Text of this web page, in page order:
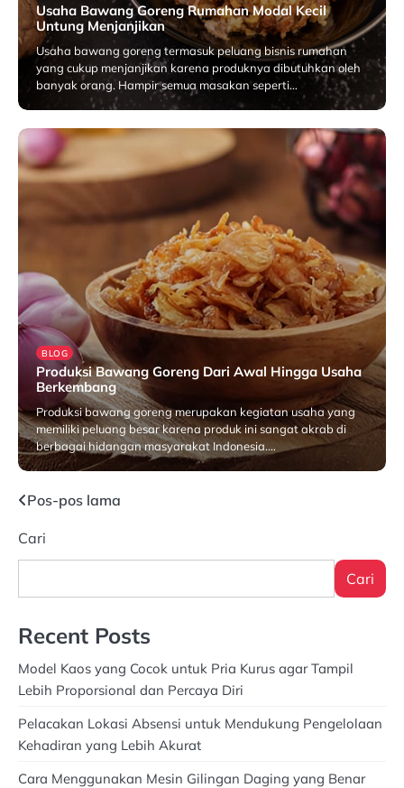
Usaha Bawang Goreng Rumahan Modal Kecil
Untung Menjanjikan
Usaha bawang goreng termasuk peluang bisnis rumahan
yang cukup menjanjikan karena produknya dibutuhkan oleh
banyak orang. Hampir semua masakan seperti…
Januari 26, 2026
BLOG
Produksi Bawang Goreng Dari Awal Hingga Usaha
Berkembang
Produksi bawang goreng merupakan kegiatan usaha yang
memiliki peluang besar karena produk ini sangat akrab di
berbagai hidangan masyarakat Indonesia.…
Januari 26, 2026
Navigasi
pos
Pos-pos lama
Cari
Cari
Recent Posts
Model Kaos yang Cocok untuk Pria Kurus agar Tampil
Lebih Proporsional dan Percaya Diri
Pelacakan Lokasi Absensi untuk Mendukung Pengelolaan
Kehadiran yang Lebih Akurat
Cara Menggunakan Mesin Gilingan Daging yang Benar